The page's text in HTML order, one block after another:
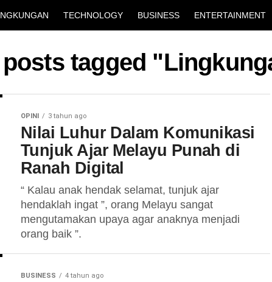
TECHNOLOGY BUSINESS ENTERTAINMENT
tagged
OPINI 3 tahun ago
Nilai Luhur Dalam Komunikasi
Tunjuk Ajar Melayu Punah di
Ranah Digital
“ Kalau anak hendak selamat, tunjuk ajar
hendaklah ingat ”, orang Melayu sangat
mengutamakan upaya agar anaknya menjadi
orang baik ”.
BUSINESS 4 tahun ago